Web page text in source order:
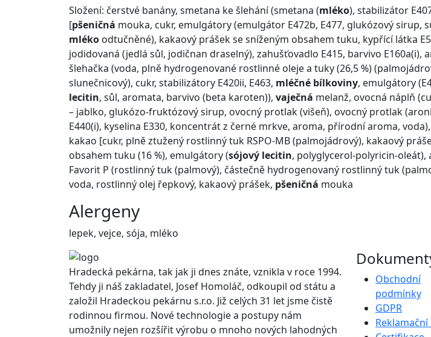
Složení: čerstvé banány, smetana ke šlehání (smetana (mléko), stabilizátor
[pšeničná mouka, cukr, emulgátory (emulgátor E472b, E477, glukózový sirup,
mléko odtučněné), kakaový prášek se sníženým obsahem tuku, kypřící látka
jodidovaná (jedlá sůl, jodičnan draselný), zahušťovadlo E415, barvivo E160a(i),
šlehačka (voda, plně hydrogenované rostlinné oleje a tuky (26,5 %)
slunečnicový), cukr, stabilizátory E420ii, E463, mléčné bílkoviny, emulgátory
lecitin, sůl, aromata, barvivo (beta karoten)), vaječná melanž, ovocná náplň
– jablko, glukózo-fruktózový sirup, ovocný protlak (višeň), ovocný protlak
E440(i), kyselina E330, koncentrát z černé mrkve, aroma, přírodní aroma,
kakao [cukr, plně ztužený rostlinný tuk RSPO-MB (palmojádrový), kakaový
obsahem tuku (16 %), emulgátory (sójový lecitin, polyglycerol-polyricin-oleát),
Favorit P (rostlinný tuk (palmový), částečně hydrogenovaný rostlinný tuk
voda, rostlinný olej řepkový, kakaový prášek, pšeničná mouka
Alergeny
lepek, vejce, sója, mléko
Hradecká pekárna, tak jak ji dnes znáte, vznikla v roce 1994.
Tehdy ji náš zakladatel, Josef Homoláč, odkoupil od státu a
založil Hradeckou pekárnu s.r.o. Již celých 31 let jsme čistě
rodinnou firmou. Nové technologie a postupy nám
umožnily nejen rozšířit výrobu o mnoho nových lahodných
Obchodní
podmínky
GDPR
Reklamační